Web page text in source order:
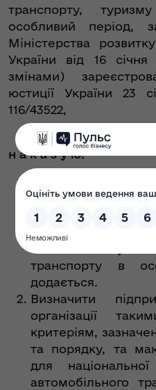
транспорту,
особливий період,
Міністерства
України від 16
змінами)
юстиції України 23
116/43522,
н а к а з у ю:
Затвердити
року № 25
підприємств,
мають важливе
економіки у
транспорту в
додається.
Визначити
організації
критеріям,
та порядку, та
для
автомобільного